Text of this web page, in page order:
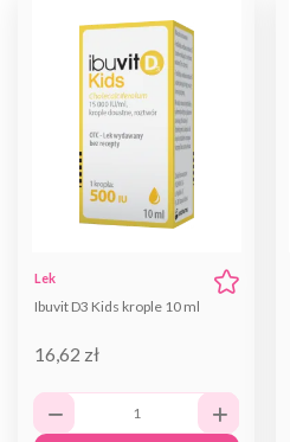
Lek
Ibuvit D3 Kids krople 10 ml
16,62 zł